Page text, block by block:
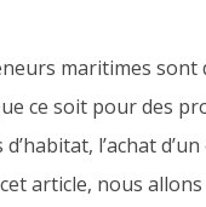
maritimes sont
ce soit pour des
l’achat
article, nous